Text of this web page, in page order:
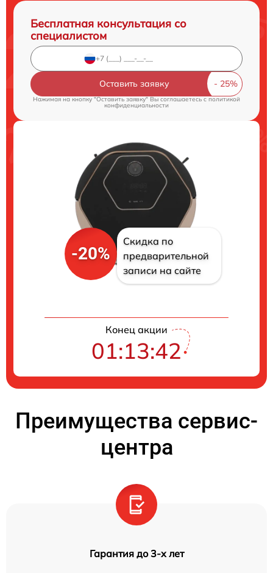
Бесплатная консультация со
специалистом
Оставить заявку
Нажимая на кнопку "Оставить заявку" Вы соглашаетесь cполитикой
конфиденциальности
-20%
Скидка по
предварительной
записи на сайте
Конец акции
01:13:41
Преимущества сервис-
центра
Гарантия до 3-х лет